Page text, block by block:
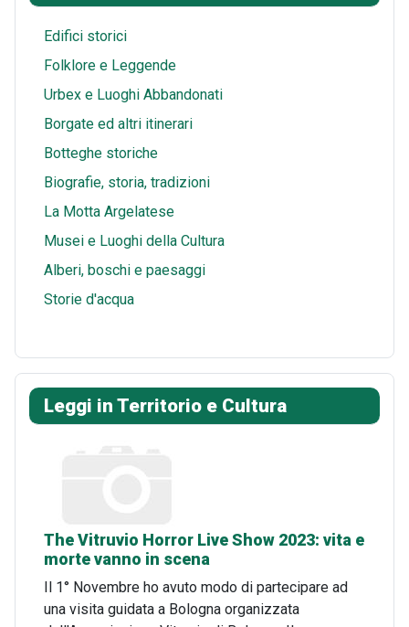
t
p
p
e
Edifici storici
Folklore e Leggende
Urbex e Luoghi Abbandonati
Borgate ed altri itinerari
Botteghe storiche
Biografie, storia, tradizioni
La Motta Argelatese
Musei e Luoghi della Cultura
Alberi, boschi e paesaggi
Storie d'acqua
Leggi in Territorio e Cultura
The Vitruvio Horror Live Show 2023: vita e
morte vanno in scena
Il 1° Novembre ho avuto modo di partecipare ad
una visita guidata a Bologna organizzata